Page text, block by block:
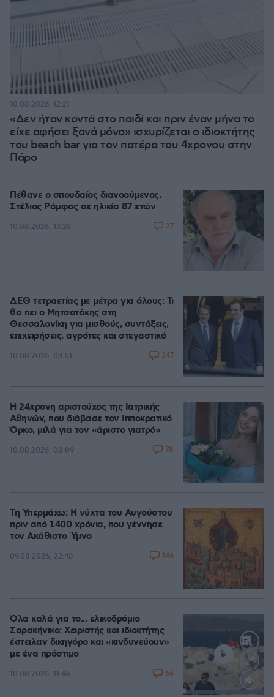
«Δεν ήταν κοντά στο παιδί και πριν έναν μήνα το
είχε αφήσει ξανά μόνο» ισχυρίζεται ο ιδιοκτήτης
του beach bar για τον πατέρα του 4χρονου στην
Πάρο
10.08.2026, 12:21
Πέθανε ο σπουδαίος διανοούμενος,
Στέλιος Ράμφος σε ηλικία 87 ετών
10.08.2026, 13:28 27
ΔΕΘ τετραετίας με μέτρα για όλους: Τι
θα πει ο Μητσοτάκης στη
Θεσσαλονίκη για μισθούς, συντάξεις,
επιχειρήσεις, αγρότες και στεγαστικό
10.08.2026, 08:51 347
Η 24χρονη αριστούχος της Ιατρικής
Αθηνών, που διάβασε τον Ιπποκρατικό
Όρκο, μιλά για τον «άριστο γιατρό»
10.08.2026, 08:09 78
Τη Υπερμάχω: Η νύχτα του Αυγούστου
πριν από 1.400 χρόνια, που γέννησε
τον Ακάθιστο Ύμνο
09.08.2026, 22:48 146
Loaded
Όλα καλά για το... ελικοδρόμιο
Σαρακήνικο: Χειριστής και ιδιοκτήτης
έστειλαν δικηγόρο και «κινδυνεύουν»
με ένα πρόστιμο
10.08.2026, 11:46 66